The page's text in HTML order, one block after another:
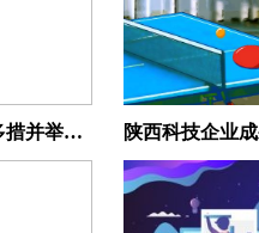
湖北省恩施州：多措并举打造青年科技人才生力军